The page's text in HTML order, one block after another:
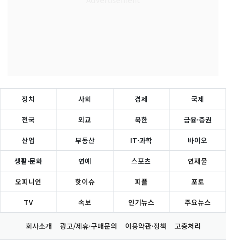
정치 사회 경제 국제
전국 외교 북한 금융·증권
산업 부동산 IT·과학 바이오
생활·문화 연예 스포츠 연재물
오피니언 핫이슈 피플 포토
TV 속보 인기뉴스 주요뉴스
회사소개 광고/제휴·구매문의 이용약관·정책 고충처리